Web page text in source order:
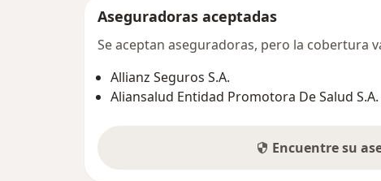
Aseguradoras aceptadas
Se aceptan aseguradoras, pero la cobertura
Allianz Seguros S.A.
Aliansalud Entidad Promotora De Salud S.A.
Encuentre su